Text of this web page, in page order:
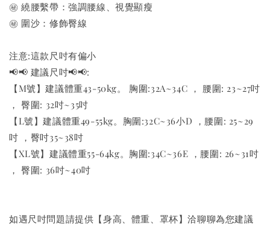
㊙️ 繞腰繫帶：強調腰線、視覺顯瘦
㊙️ 圍沙：修飾臀線
注意:這款尺吋有偏小
📢📢 建議尺吋📢📢:
【M號】建議體重43-50kg。 胸圍:32A~34C ， 腰圍: 23~27吋
， 臀圍: 32吋~35吋
【L號】建議體重49-55kg。胸圍:32C~36小D ，腰圍: 25~29
吋 ，臀吋35~38吋
【XL號】建議體重55-64kg。胸圍:34C~36E ，腰圍: 26~31吋
， 臀圍: 36吋~40吋
如遇尺吋問題請提供【身高、體重、罩杯】洽聊聊為您建議